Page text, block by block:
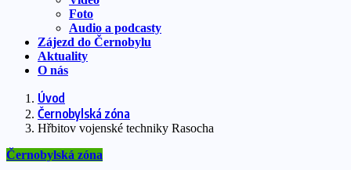
Foto
Audio a podcasty
Zájezd do Černobylu
Aktuality
O nás
Úvod
Černobylská zóna
Hřbitov vojenské techniky Rasocha
Černobylská zóna